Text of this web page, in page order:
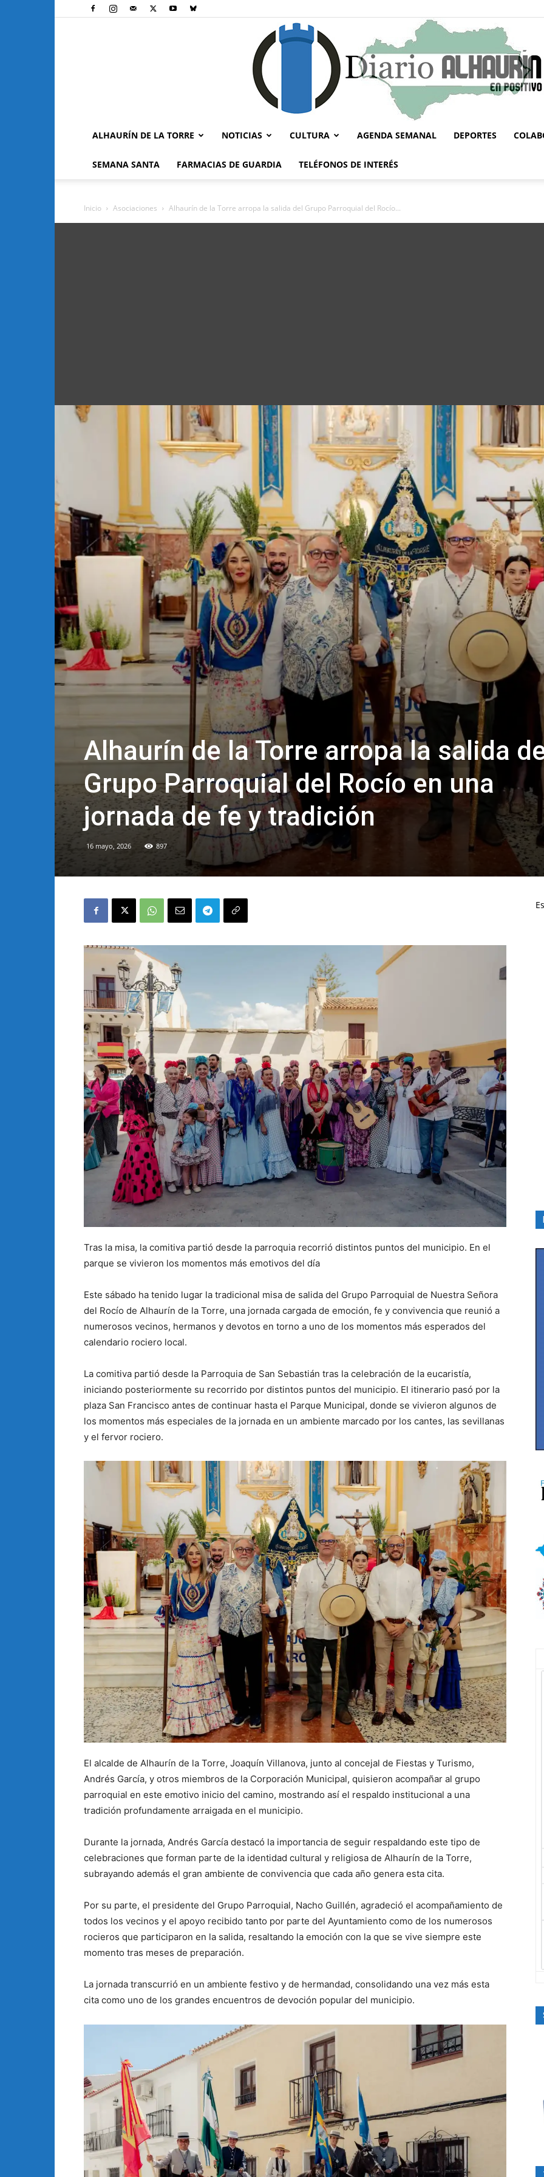
ALHAURÍN DE LA TORRE NOTICIAS CULTURA AGENDA SEMANAL DEPORTES
SEMANA SANTA FARMACIAS DE GUARDIA TELÉFONOS DE INTERÉS
Inicio Asociaciones Alhaurín de la Torre arropa la salida del Grupo Parroquial del Rocío...
Alhaurín de la Torre arropa la salida
Grupo Parroquial del Rocío en una
jornada de fe y tradición
16 mayo, 2026 897
Tras la misa, la comitiva partió desde la parroquia recorrió distintos puntos del municipio. En el
parque se vivieron los momentos más emotivos del día
Este sábado ha tenido lugar la tradicional misa de salida del Grupo Parroquial de Nuestra Señora
del Rocío de Alhaurín de la Torre, una jornada cargada de emoción, fe y convivencia que reunió a
numerosos vecinos, hermanos y devotos en torno a uno de los momentos más esperados del
calendario rociero local.
La comitiva partió desde la Parroquia de San Sebastián tras la celebración de la eucaristía,
iniciando posteriormente su recorrido por distintos puntos del municipio. El itinerario pasó por la
plaza San Francisco antes de continuar hasta el Parque Municipal, donde se vivieron algunos de
los momentos más especiales de la jornada en un ambiente marcado por los cantes, las sevillanas
y el fervor rociero.
El alcalde de Alhaurín de la Torre, Joaquín Villanova, junto al concejal de Fiestas y Turismo,
Andrés García, y otros miembros de la Corporación Municipal, quisieron acompañar al grupo
parroquial en este emotivo inicio del camino, mostrando así el respaldo institucional a una
tradición profundamente arraigada en el municipio.
Durante la jornada, Andrés García destacó la importancia de seguir respaldando este tipo de
celebraciones que forman parte de la identidad cultural y religiosa de Alhaurín de la Torre,
subrayando además el gran ambiente de convivencia que cada año genera esta cita.
Por su parte, el presidente del Grupo Parroquial, Nacho Guillén, agradeció el acompañamiento de
todos los vecinos y el apoyo recibido tanto por parte del Ayuntamiento como de los numerosos
rocieros que participaron en la salida, resaltando la emoción con la que se vive siempre este
momento tras meses de preparación.
La jornada transcurrió en un ambiente festivo y de hermandad, consolidando una vez más esta
cita como uno de los grandes encuentros de devoción popular del municipio.